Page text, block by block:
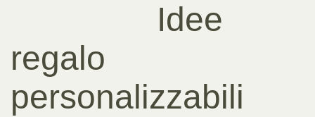
Idee
regalo
personalizzabili